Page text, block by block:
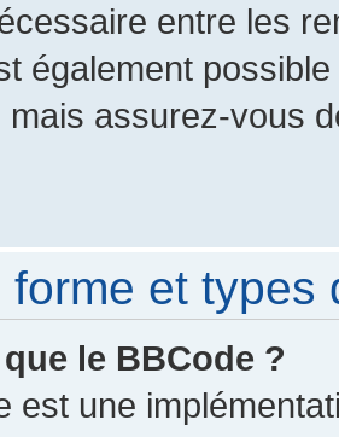
entre les
également
mais assurez-vous
forme et types
que le BBCode ?
est une